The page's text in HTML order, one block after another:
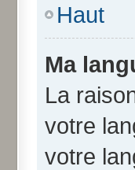
Haut
Ma
La
votre
votre